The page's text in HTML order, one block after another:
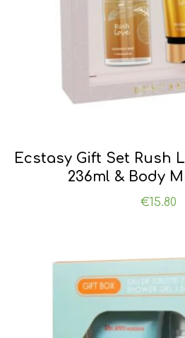
Ecstasy Gift Set Rush
236ml & Body
€15.80